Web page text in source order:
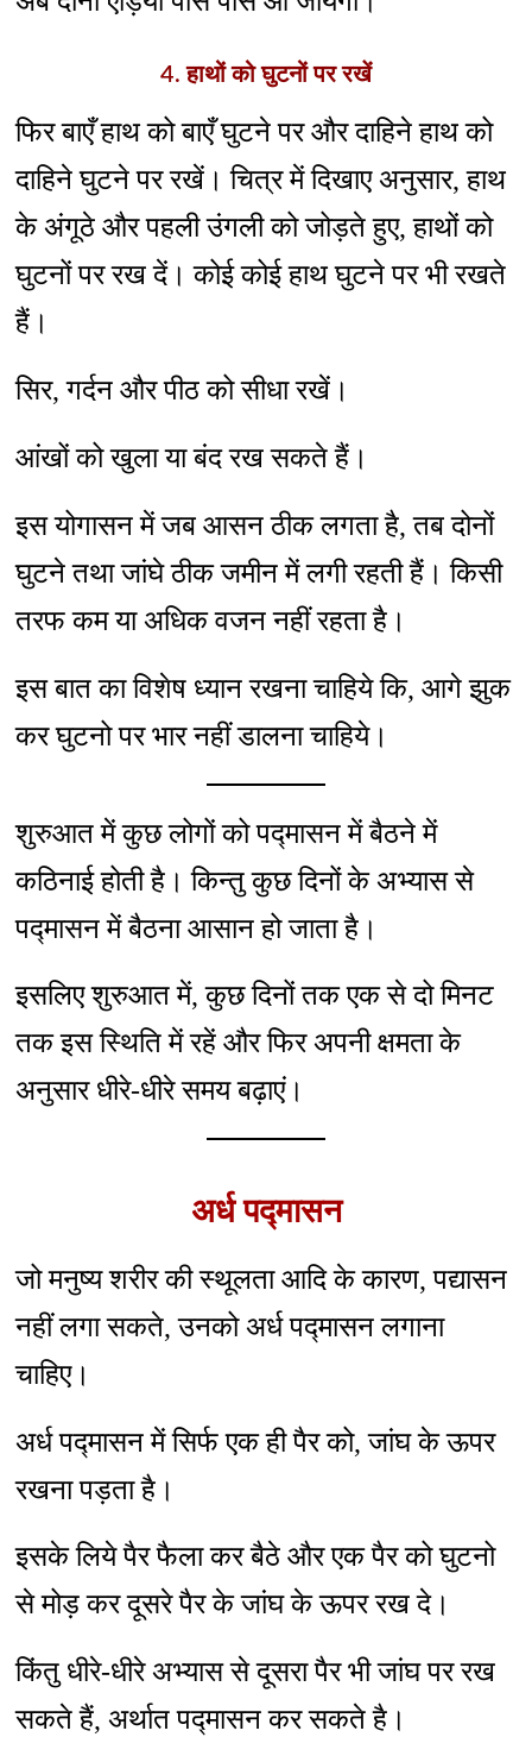
4. हाथों को घुटनों पर रखें
फिर बाएँ हाथ को बाएँ घुटने पर और दाहिने हाथ को
दाहिने घुटने पर रखें। चित्र में दिखाए अनुसार, हाथ
के अंगूठे और पहली उंगली को जोड़ते हुए, हाथों को
घुटनों पर रख दें। कोई कोई हाथ घुटने पर भी रखते
हैं।
सिर, गर्दन और पीठ को सीधा रखें।
आंखों को खुला या बंद रख सकते हैं।
इस योगासन में जब आसन ठीक लगता है, तब दोनों
घुटने तथा जांघे ठीक जमीन में लगी रहती हैं। किसी
तरफ कम या अधिक वजन नहीं रहता है।
इस बात का विशेष ध्यान रखना चाहिये कि, आगे झुक
कर घुटनो पर भार नहीं डालना चाहिये।
शुरुआत में कुछ लोगों को पद्मासन में बैठने में
कठिनाई होती है। किन्तु कुछ दिनों के अभ्यास से
पद्मासन में बैठना आसान हो जाता है।
इसलिए शुरुआत में, कुछ दिनों तक एक से दो मिनट
तक इस स्थिति में रहें और फिर अपनी क्षमता के
अनुसार धीरे-धीरे समय बढ़ाएं।
अर्ध पद्मासन
जो मनुष्य शरीर की स्थूलता आदि के कारण, पद्यासन
नहीं लगा सकते, उनको अर्ध पद्मासन लगाना
चाहिए।
अर्ध पद्मासन में सिर्फ एक ही पैर को, जांघ के ऊपर
रखना पड़ता है।
इसके लिये पैर फैला कर बैठे और एक पैर को घुटनो
से मोड़ कर दूसरे पैर के जांघ के ऊपर रख दे।
किंतु धीरे-धीरे अभ्यास से दूसरा पैर भी जांघ पर रख
सकते हैं, अर्थात पद्मासन कर सकते है।